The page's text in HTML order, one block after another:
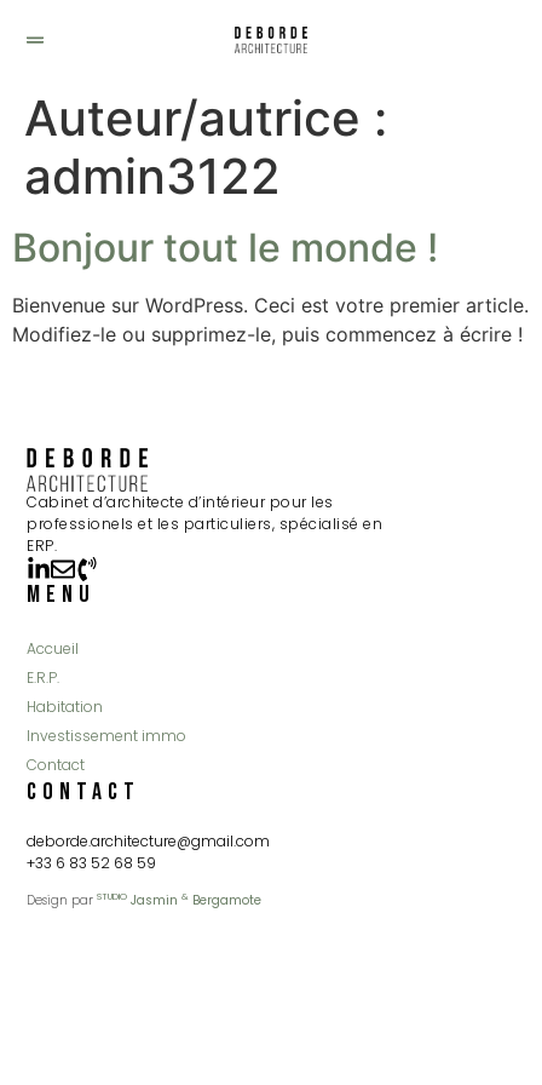
Auteur/autrice :
admin3122
Bonjour tout le monde !
Bienvenue sur WordPress. Ceci est votre premier article.
Modifiez-le ou supprimez-le, puis commencez à écrire !
Cabinet d’architecte d’intérieur pour les
professionels et les particuliers, spécialisé en
ERP.
Menu
Accueil
E.R.P.
Habitation
Investissement immo
Contact
Contact
deborde.architecture@gmail.com
+33 6 83 52 68 59
Design parSTUDIO Jasmin& Bergamote